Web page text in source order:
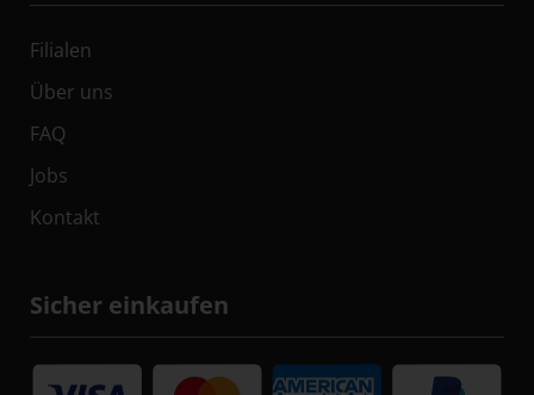
Filialen
Über uns
FAQ
Jobs
Kontakt
Sicher einkaufen